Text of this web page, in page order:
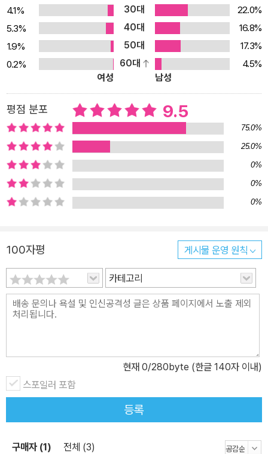
4.1% 30대
22.0%
5.3%
40대
16.8%
1.9%
50대
17.3%
0.2%
60대
4.5%
여성
남성
평점 분포 9.5
75.0%
25.0%
0%
0%
0%
100자평 게시물 운영 원칙
카테고리
현재 0/280byte (한글 140자 이내)
스포일러 포함
등록
구매자 (1) 전체 (3)